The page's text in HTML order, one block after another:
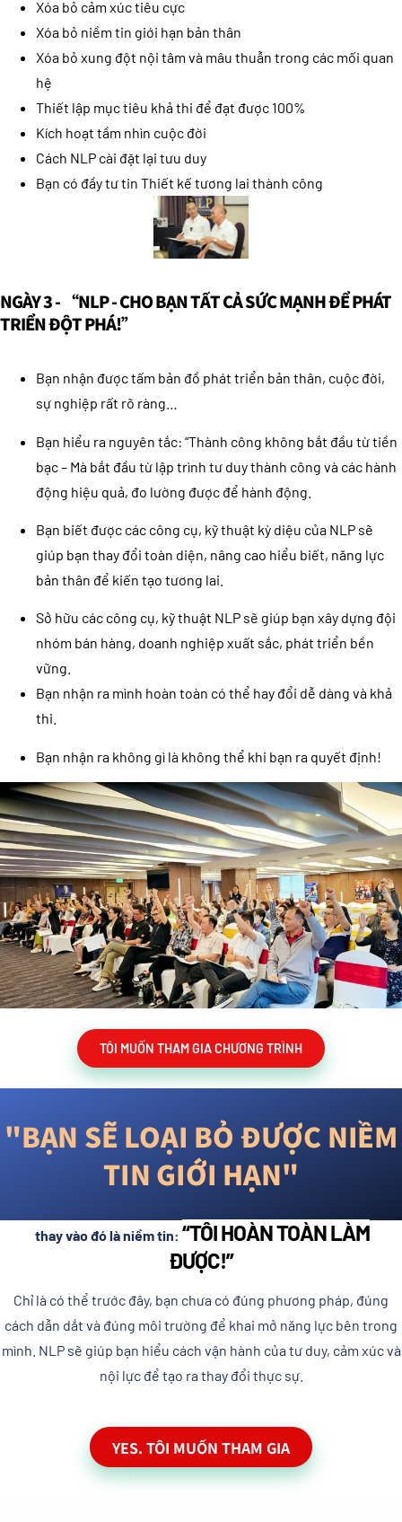
Xóa bỏ cảm xúc tiêu cực
Xóa bỏ niềm tin giới hạn bản thân
Xóa bỏ xung đột nội tâm và mâu thuẫn trong các mối quan
hệ
Thiết lập mục tiêu khả thi để đạt được 100%
Kích hoạt tầm nhìn cuộc đời
Cách NLP cài đặt lại tưu duy
Bạn có đầy tư tin Thiết kế tương lai thành công
NGÀY 3 - “NLP - CHO BẠN TẤT CẢ SỨC MẠNH ĐỂ PHÁT
TRIỂN ĐỘT PHÁ!”
Bạn nhận được tấm bản đồ phát triển bản thân, cuộc đời,
sự nghiệp rất rõ ràng…
Bạn hiểu ra nguyên tắc: “Thành công không bắt đầu từ tiền
bạc – Mà bắt đầu từ lập trình tư duy thành công và các hành
động hiệu quả, đo lường được để hành động.
Bạn biết được các công cụ, kỹ thuật kỳ diệu của NLP sẽ
giúp bạn thay đổi toàn diện, nâng cao hiểu biết, năng lực
bản thân để kiến tạo tương lai.
Sở hữu các công cụ, kỹ thuật NLP sẽ giúp bạn xây dựng đội
nhóm bán hàng, doanh nghiệp xuất sắc, phát triển bền
vững.
Bạn nhận ra mình hoàn toàn có thể hay đổi dễ dàng và khả
thi.
Bạn nhận ra không gì là không thể khi bạn ra quyết định!
TÔI MUỐN THAM GIA CHƯƠNG TRÌNH
"BẠN SẼ LOẠI BỎ ĐƯỢC NIỀM
TIN GIỚI HẠN"
thay vào đó là niềm tin: “TÔI HOÀN TOÀN LÀM
ĐƯỢC!”
Chỉ là có thể trước đây, bạn chưa có đúng phương pháp, đúng
cách dẫn dắt và đúng môi trường để khai mở năng lực bên trong
mình. NLP sẽ giúp bạn hiểu cách vận hành của tư duy, cảm xúc và
nội lực để tạo ra thay đổi thực sự.
YES. TÔI MUỐN THAM GIA